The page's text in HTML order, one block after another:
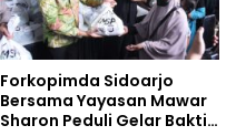
Forkopimda Sidoarjo
Bersama Yayasan Mawar
Sharon Peduli Gelar Bakti